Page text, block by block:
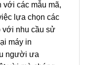
với các mẫu mã,
lựa chọn các
với nhu cầu sử
máy in
người ưa